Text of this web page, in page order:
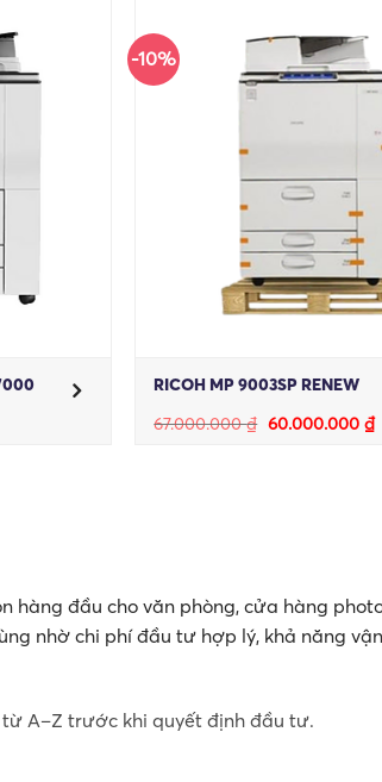
-10%
RICOH MP 9003SP RENEW
67.000.000₫ Giá
60.000.000 ₫
hàng đầu cho văn phòng, cửa hàng
nhờ chi phí đầu tư hợp lý, khả năng
A–Z trước khi quyết định đầu tư.